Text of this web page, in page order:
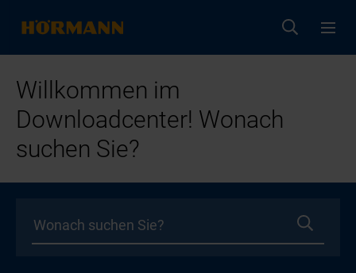
Willkommen im
Downloadcenter! Wonach
suchen Sie?